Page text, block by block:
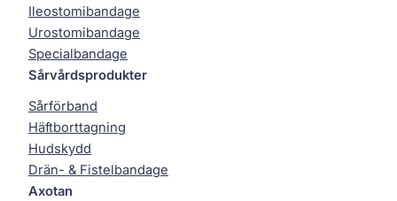
Ileostomibandage
Urostomibandage
Specialbandage
Sårvårdsprodukter
Sårförband
Häftborttagning
Hudskydd
Drän- & Fistelbandage
Axotan